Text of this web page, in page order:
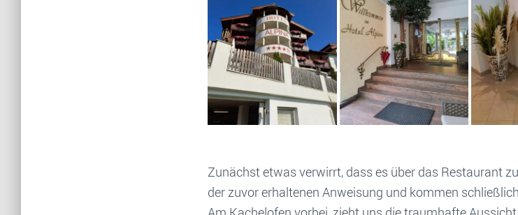
Zunächst etwas verwirrt, dass es über das Restaurant
der zuvor erhaltenen Anweisung und kommen